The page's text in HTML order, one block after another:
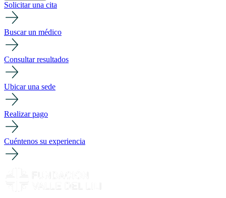
Solicitar una cita
Buscar un médico
Consultar resultados
Ubicar una sede
Realizar pago
Cuéntenos su experiencia